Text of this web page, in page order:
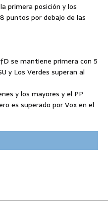
primera posición y los
puntos por debajo de las
se mantiene primera con 5
y Los Verdes superan al
y los mayores y el PP
es superado por Vox en el